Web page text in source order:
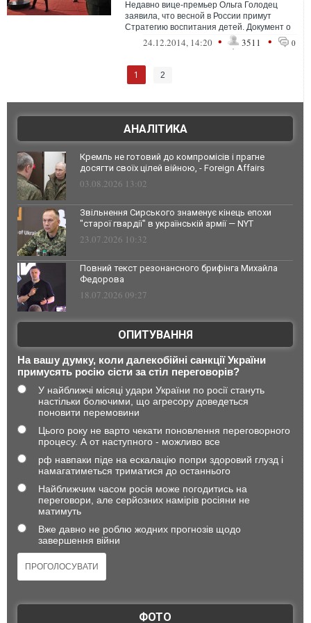
Недавно вице-премьер Ольга Голодец
заявила, что весной в России примут
Стратегию воспитания детей. Документ о
том, как в ближайшие десять лет
24.12.2014, 14:20 • 3511 • 0
1 2
АНАЛІТИКА
Кремль не готовий до компромісів і прагне
досягти своїх цілей війною, - Foreign Affairs
03.08.2026 13:02
Звільнення Сирського знаменує кінець епохи
"старої гвардії" в українській армії — NYT
23.07.2026 10:32
Повний текст резонансного брифінга Михайла
Федорова
18.07.2026 09:27
ОПИТУВАННЯ
На вашу думку, коли далекобійні санкції України
примусять росію сісти за стіл переговорів?
У найближчі місяці удари України по росії стануть
настільки болючими, що агресору доведеться
поновити перемовини
Цього року не варто чекати поновлення переговорного
процесу. А от наступного - можливо все
рф навпаки піде на ескалацію попри здоровий глузд і
намагатиметься триматися до останнього
Найближчим часом росія може погодитись на
переговори, але серйозних намірів росіяни не
матимуть
Вже давно не роблю жодних прогнозів щодо
завершення війни
ФОТО